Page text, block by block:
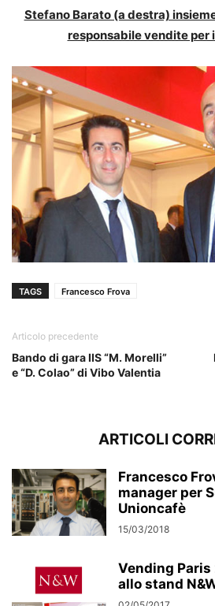
Stefano Barato (a destra)
responsabile vendite per
TAGS Francesco Frova
Articolo precedente
Bando di gara IIS “M. Morelli”
e “D. Colao” di Vibo Valentia
ARTICOLI
Francesco
manager per
Unioncafè
15/03/2018
Vending Paris
allo stand